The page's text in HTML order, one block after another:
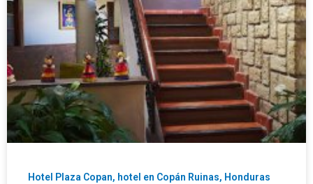
Hotel Plaza Copan, hotel en Copán Ruinas, Honduras